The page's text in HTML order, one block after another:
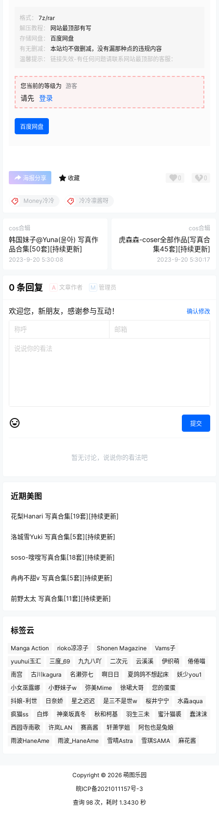
格式：
7z/rar
解压教程：
网站最顶部有写
存储网盘：
百度网盘
有无删减：
本站均不做删减，没有漏那种点的违规内容
温馨提示： 链接失效-有任何问题请联系网站最顶部的客服：
您当前的等级为 游客
请先 登录
百度网盘
海报分享 收藏 0 0
Money冷冷 冷冷凛酱呀
cos合辑
韩国妹子@Yuna(윤아) 写真作
品合集[50套][持续更新]
2023-9-20 5:30:08
cos合辑
虎森森-coser全部作品[写真合
集45套][持续更新]
2023-9-20 5:30:17
0 条回复 A 文章作者 M 管理员
欢迎您，新朋友，感谢参与互动！ 确认修改
提交
暂无讨论，说说你的看法吧
近期美图
花梨Hanari 写真合集[19套][持续更新]
洛城雪Yuki 写真合集[5套][持续更新]
soso-嗖嗖写真合集[18套][持续更新]
冉冉不甜v 写真合集[5套][持续更新]
前野太太 写真合集[11套][持续更新]
标签云
Manga Action rioko凉凉子 Shonen Magazine
Vams子
yuuhui玉汇
三度_69 九九八吖 二次元 云溪溪 伊织萌
倦倦喵
南宫
古川kagura 名濑弥七 啊日日 夏鸽鸽不想起床
妖少you1
小女巫露娜
小野妹子w 弥美Mime 徐珺大哥
您的蛋蛋
抖娘-利世
日奈娇 星之迟迟 是三不是世w 桜井宁宁
水淼aqua
疯猫ss
白烨 神楽坂真冬 秋和柯基 羽生三未 蜜汁猫裘
蠢沫沫
西园寺南歌
许岚LAN 赛高酱 轩萧学姐
阿包也是兔娘
雨波HaneAme
雨波_HaneAme 雪晴Astra 雪琪SAMA 麻花酱
Copyright © 2026 萌图乐园
皖ICP备2021011157号-3
查询 98 次，耗时 1.3430 秒